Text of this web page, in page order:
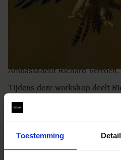
Toestemming
AJOUTER AU
Verken de kunst van
Ambassadeur Richard Verroen.
Tijdens deze workshop deelt
te helpen adembenemende
BUY FROM RESELLER
AJOUTER AU